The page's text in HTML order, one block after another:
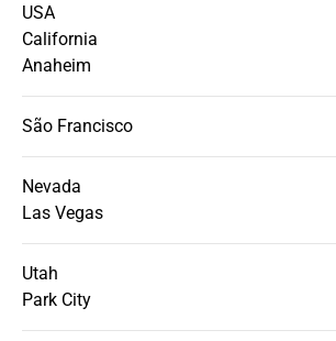
USA
California
Anaheim
São Francisco
Nevada
Las Vegas
Utah
Park City